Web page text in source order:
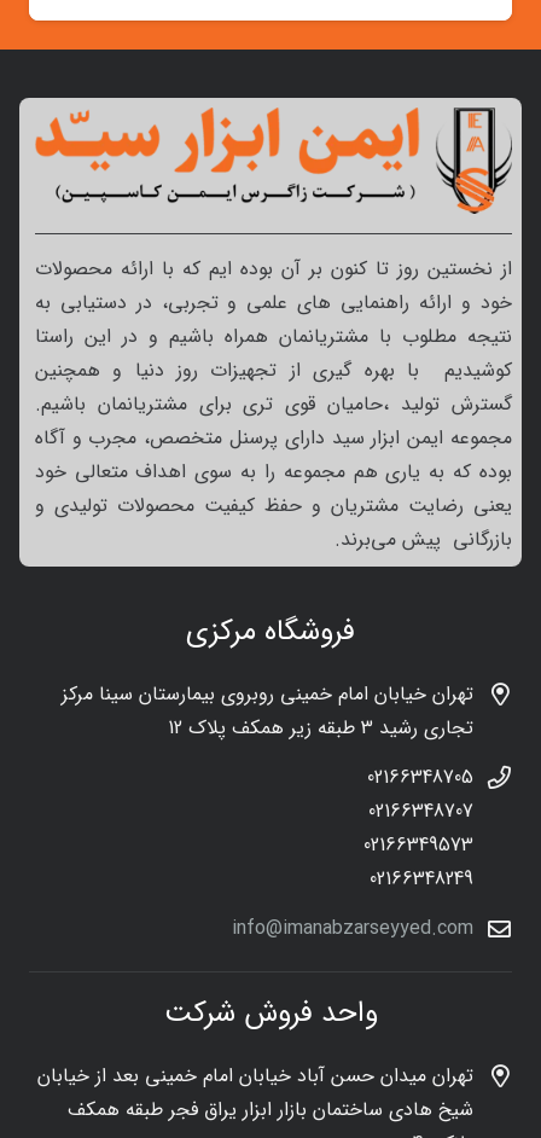
فروشگاه مرکزی
تهران خیابان امام خمینی روبروی بیمارستان سینا مرکز
تجاری رشید 3 طبقه زیر همکف پلاک 12
02166348705
02166348707
02166349573
02166348249
info@imanabzarseyyed.com
واحد فروش شرکت
تهران میدان حسن آباد خیابان امام خمینی بعد از خیابان
شیخ هادی ساختمان بازار ابزار یراق فجر طبقه همکف
از نخستین روز تا کنون بر آن بوده ایم که با ارائه محصولات
خود و ارائه راهنمایی های علمی و تجربی، در دستیابی به
نتیجه مطلوب با مشتریانمان همراه باشیم و در این راستا
کوشیدیم با بهره گیری از تجهیزات روز دنیا و همچنین
گسترش تولید ،حامیان قوی تری برای مشتریانمان باشیم.
مجموعه ایمن ابزار سید دارای پرسنل متخصص، مجرب و آگاه
بوده که به یاری هم مجموعه را به سوی اهداف متعالی خود
یعنی رضایت مشتریان و حفظ کیفیت محصولات تولیدی و
بازرگانی پیش می‌برند.